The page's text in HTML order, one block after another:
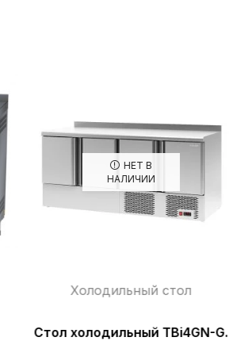
НЕТ В
НАЛИЧИИ
Холодильный стол
Стол холодильный TBi4GN-G.